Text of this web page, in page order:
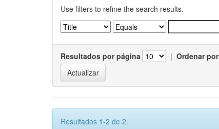
Use filters to refine the search results.
Resultados por página | Ordenar por
Resultados 1-2 de 2.